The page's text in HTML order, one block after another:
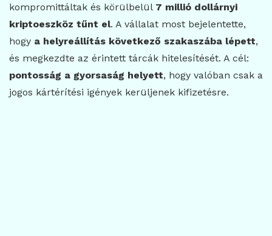
kompromittáltak és körülbelül 7 millió dollárnyi
kriptoeszköz tűnt el. A vállalat most bejelentette,
hogy a helyreállítás következő szakaszába lépett,
és megkezdte az érintett tárcák hitelesítését. A cél:
pontosság a gyorsaság helyett, hogy valóban csak a
jogos kártérítési igények kerüljenek kifizetésre.